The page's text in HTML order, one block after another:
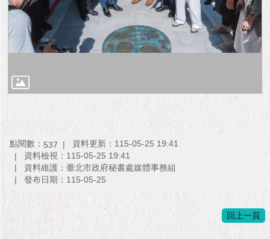
點閱數： 537
資料更新：115-05-25 19:41
資料檢視：115-05-25 19:41
資料維護：臺北市政府秘書處媒體事務組
發布日期：115-05-25
回上一頁